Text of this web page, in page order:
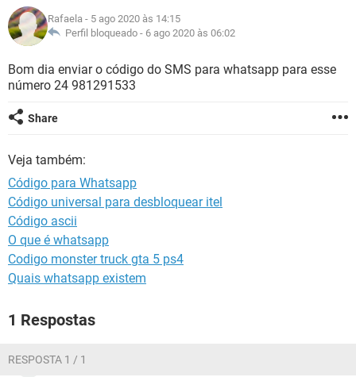
GUIA DE COMPRAS
INSTAGRAM
GUIA DE COMPRAS
CELULAR
OUTLOOK EXCEL
INSTAGRAM
GUIA DE COMPRAS
JOGOS
CELULAR
OUTLOOK EXCEL
GLOSSÁRIO
JOGOS WHATSAPP
CELULAR
OUTLOOK
GUIA DE COMPRAS
Rafaela - 5 ago 2020 às 14:15
Perfil bloqueado - 6 ago 2020 às 06:02
Bom dia enviar o código do SMS para whatsapp para esse
número 24 981291533
Share
Veja também:
Código para Whatsapp
Código universal para desbloquear itel
Código ascii
O que é whatsapp
Codigo monster truck gta 5 ps4
Quais whatsapp existem
1 Respostas
RESPOSTA 1 / 1